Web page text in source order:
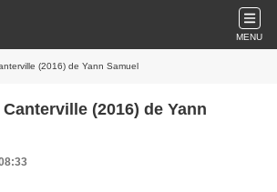
MENU
(2016) de Yann Samuel
(2016) de Yann